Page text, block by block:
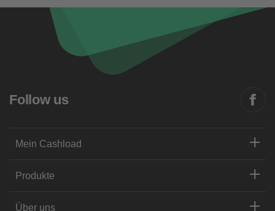
Follow us
Mein Cashload
Produkte
Über uns